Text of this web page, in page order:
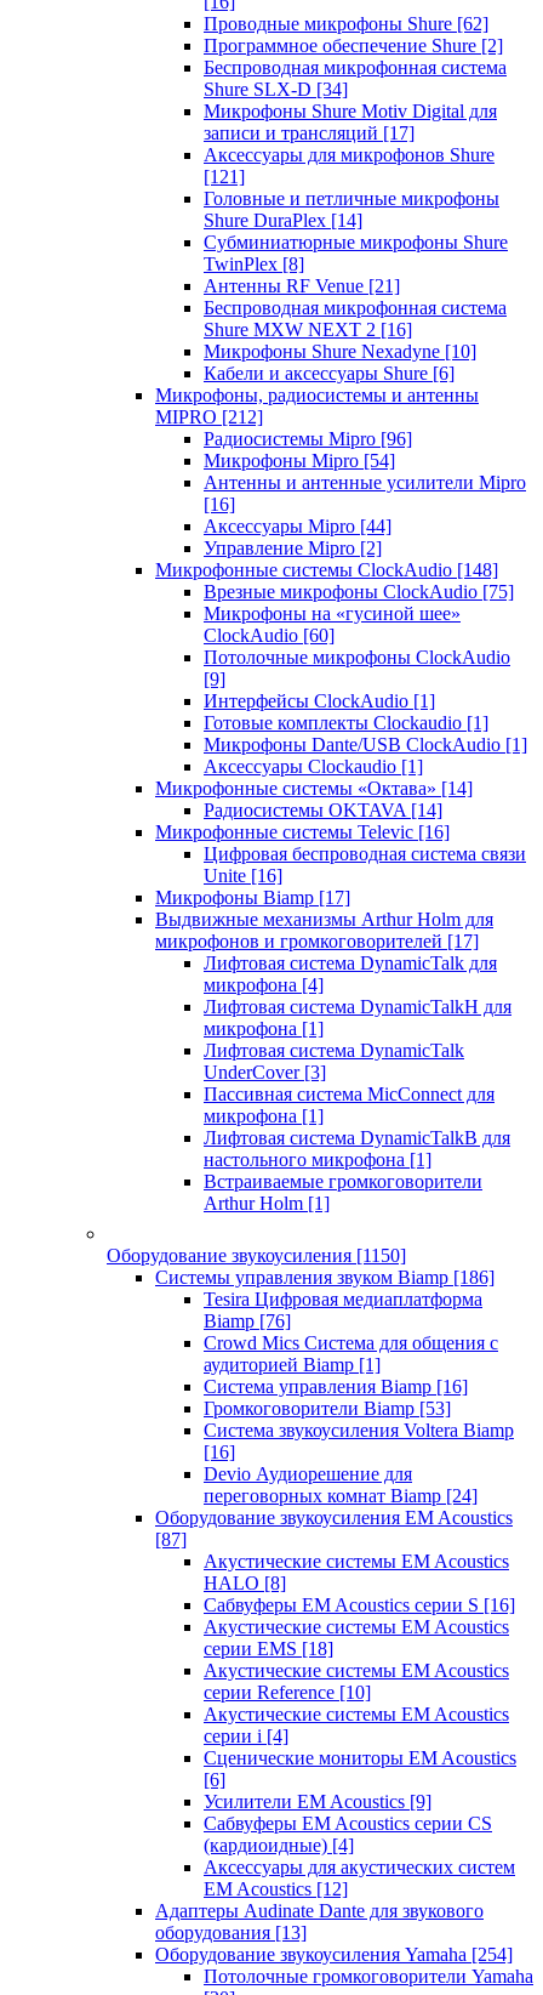
Проводные микрофоны Shure [62]
Программное обеспечение Shure [2]
Беспроводная микрофонная система
Shure SLX-D [34]
Микрофоны Shure Motiv Digital для
записи и трансляций [17]
Аксессуары для микрофонов Shure
[121]
Головные и петличные микрофоны
Shure DuraPlex [14]
Субминиатюрные микрофоны Shure
TwinPlex [8]
Антенны RF Venue [21]
Беспроводная микрофонная система
Shure MXW NEXT 2 [16]
Микрофоны Shure Nexadyne [10]
Кабели и аксессуары Shure [6]
Микрофоны, радиосистемы и антенны
MIPRO [212]
Радиосистемы Mipro [96]
Микрофоны Mipro [54]
Антенны и антенные усилители Mipro
[16]
Аксессуары Mipro [44]
Управление Mipro [2]
Микрофонные системы ClockAudio [148]
Врезные микрофоны ClockAudio [75]
Микрофоны на «гусиной шее»
ClockAudio [60]
Потолочные микрофоны ClockAudio
[9]
Интерфейсы ClockAudio [1]
Готовые комплекты Clockaudio [1]
Микрофоны Dante/USB ClockAudio [1]
Аксессуары Clockaudio [1]
Микрофонные системы «Октава» [14]
Радиосистемы OKTAVA [14]
Микрофонные системы Televic [16]
Цифровая беспроводная система связи
Unite [16]
Микрофоны Biamp [17]
Выдвижные механизмы Arthur Holm для
микрофонов и громкоговорителей [17]
Лифтовая система DynamicTalk для
микрофона [4]
Лифтовая система DynamicTalkH для
микрофона [1]
Лифтовая система DynamicTalk
UnderCover [3]
Пассивная система MicConnect для
микрофона [1]
Лифтовая система DynamicTalkB для
настольного микрофона [1]
Встраиваемые громкоговорители
Arthur Holm [1]
Оборудование звукоусиления [1150]
Системы управления звуком Biamp [186]
Tesira Цифровая медиаплатформа
Biamp [76]
Crowd Mics Система для общения с
аудиторией Biamp [1]
Система управления Biamp [16]
Громкоговорители Biamp [53]
Система звукоусиления Voltera Biamp
[16]
Devio Аудиорешение для
переговорных комнат Biamp [24]
Оборудование звукоусиления EM Acoustics
[87]
Акустические системы EM Acoustics
HALO [8]
Сабвуферы EM Acoustics серии S [16]
Акустические системы EM Acoustics
серии EMS [18]
Акустические системы EM Acoustics
серии Reference [10]
Акустические системы EM Acoustics
серии i [4]
Сценические мониторы EM Acoustics
[6]
Усилители EM Acoustics [9]
Сабвуферы EM Acoustics серии CS
(кардиоидные) [4]
Аксессуары для акустических систем
EM Acoustics [12]
Адаптеры Audinate Dante для звукового
оборудования [13]
Оборудование звукоусиления Yamaha [254]
Потолочные громкоговорители Yamaha